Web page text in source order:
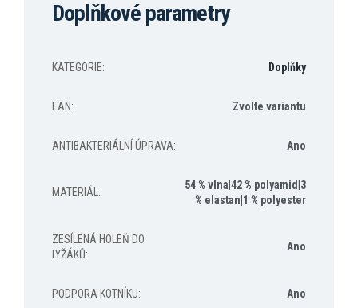
Doplňkové parametry
KATEGORIE: Doplňky
EAN: Zvolte variantu
ANTIBAKTERIÁLNÍ ÚPRAVA: Ano
MATERIÁL :
54 % vlna|42 % polyamid|3
% elastan|1 % polyester
ZESÍLENÁ HOLEŇ DO
LYŽÁKŮ:
Ano
PODPORA KOTNÍKU: Ano